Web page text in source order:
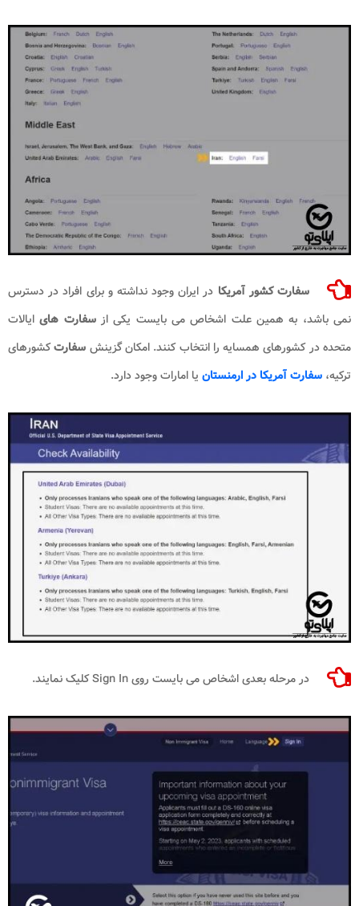
سفارت کشور آمریکا در ایران وجود نداشته و برای افراد در دسترس
نمی باشد، به همین علت اشخاص می بایست یکی ازسفارت هایایالات
متحده در کشورهای همسایه را انتخاب کنند. امکان گزینش سفارتکشورهای
ترکیه، سفارت آمریکا در ارمنستان یا امارات وجود دارد.
در مرحله بعدی اشخاص می بایست روی Sign In کلیک نمایند.